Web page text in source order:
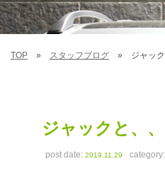
TOP スタッフブログ ジャッ
ジャックと、、
post date:2019.11.29 category: